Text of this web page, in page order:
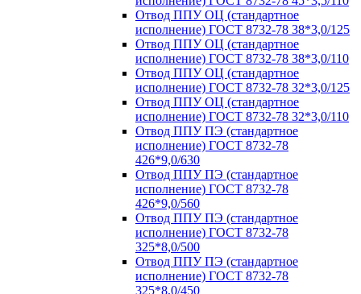
Отвод ППУ ОЦ (стандартное
исполнение) ГОСТ 8732-78 38*3,0/125
Отвод ППУ ОЦ (стандартное
исполнение) ГОСТ 8732-78 38*3,0/110
Отвод ППУ ОЦ (стандартное
исполнение) ГОСТ 8732-78 32*3,0/125
Отвод ППУ ОЦ (стандартное
исполнение) ГОСТ 8732-78 32*3,0/110
Отвод ППУ ПЭ (стандартное
исполнение) ГОСТ 8732-78
426*9,0/630
Отвод ППУ ПЭ (стандартное
исполнение) ГОСТ 8732-78
426*9,0/560
Отвод ППУ ПЭ (стандартное
исполнение) ГОСТ 8732-78
325*8,0/500
Отвод ППУ ПЭ (стандартное
исполнение) ГОСТ 8732-78
325*8,0/450